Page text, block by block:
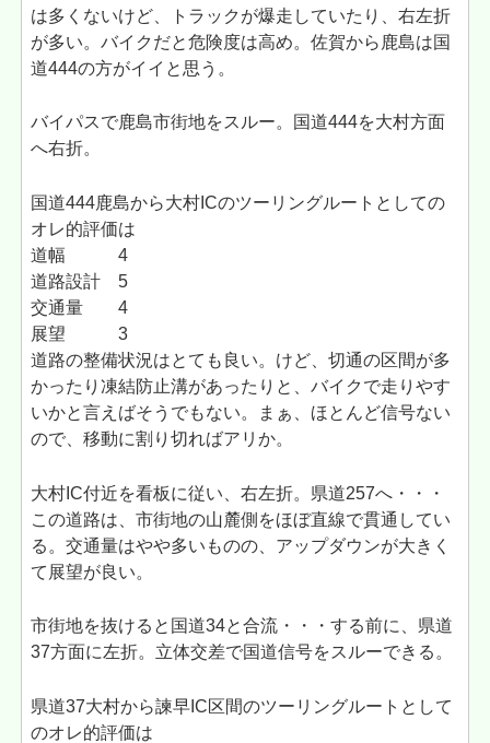
は多くないけど、トラックが爆走していたり、右左折
が多い。バイクだと危険度は高め。佐賀から鹿島は国
道444の方がイイと思う。
バイパスで鹿島市街地をスルー。国道444を大村方面
へ右折。
国道444鹿島から大村ICのツーリングルートとしての
オレ的評価は
道幅 4
道路設計 5
交通量 4
展望 3
道路の整備状況はとても良い。けど、切通の区間が多
かったり凍結防止溝があったりと、バイクで走りやす
いかと言えばそうでもない。まぁ、ほとんど信号ない
ので、移動に割り切ればアリか。
大村IC付近を看板に従い、右左折。県道257へ・・・
この道路は、市街地の山麓側をほぼ直線で貫通してい
る。交通量はやや多いものの、アップダウンが大きく
て展望が良い。
市街地を抜けると国道34と合流・・・する前に、県道
37方面に左折。立体交差で国道信号をスルーできる。
県道37大村から諫早IC区間のツーリングルートとして
のオレ的評価は